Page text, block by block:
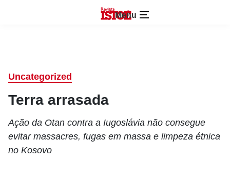
Menu
Uncategorized
Terra arrasada
Ação da Otan contra a Iugoslávia não consegue
evitar massacres, fugas em massa e limpeza étnica
no Kosovo